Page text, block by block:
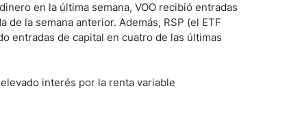
en la última semana, VOO recibió entradas
la semana anterior. Además, RSP (el ETF
entradas de capital en cuatro de las últimas
interés por la renta variable